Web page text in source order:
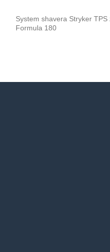
System shavera Stryker TPS
Formula 180